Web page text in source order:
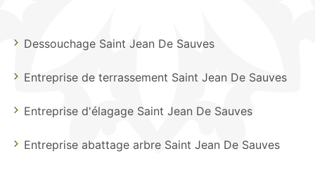
Dessouchage Saint Jean De Sauves
Entreprise de terrassement Saint Jean De Sauves
Entreprise d'élagage Saint Jean De Sauves
Entreprise abattage arbre Saint Jean De Sauves